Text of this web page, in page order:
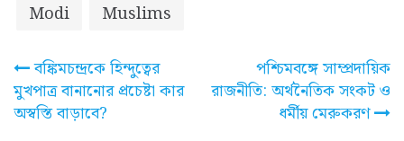
Modi
Muslims
Post
navigation
বঙ্কিমচন্দ্রকে হিন্দুত্বের
মুখপাত্র বানানোর প্রচেষ্টা কার
অস্বস্তি বাড়াবে?
পশ্চিমবঙ্গে সাম্প্রদায়িক
রাজনীতি: অর্থনৈতিক সংকট ও
ধর্মীয় মেরুকরণ